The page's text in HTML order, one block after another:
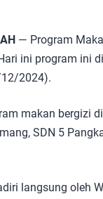
— Program
ini program ini
12/2024).
makan bergizi
SDN 5
langsung oleh